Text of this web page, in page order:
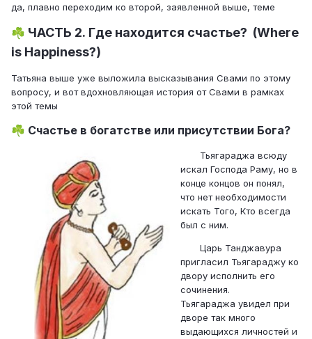
да, плавно переходим ко второй, заявленной выше, теме
☘️ ЧАСТЬ 2. Где находится счастье? (Where
is Happiness?)
Татьяна выше уже выложила высказывания Свами по этому
вопросу, и вот вдохновляющая история от Свами в рамках
этой темы
☘️ Счастье в богатстве или присутствии Бога?
Тьягараджа всюду
искал Господа Раму, но в
конце концов он понял,
что нет необходимости
искать Того, Кто всегда
был с ним.
Царь Танджавура
пригласил Тьягараджу ко
двору исполнить его
сочинения.
Тьягараджа увидел при
дворе так много
выдающихся личностей и